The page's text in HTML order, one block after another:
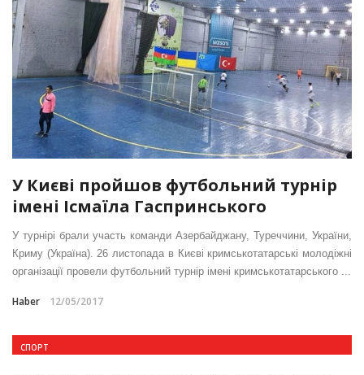
У Києві пройшов футбольний турнір
імені Ісмаїла Гаспринського
У турнірі брали участь команди Азербайджану, Туреччини, України,
Криму (Україна). 26 листопада в Києві кримськотатарські молодіжні
організації провели футбольний турнір імені кримськотатарського ...
Haber 12/05/2017
СПОРТ